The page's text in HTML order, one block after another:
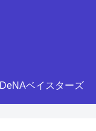
DeNAベイスターズ